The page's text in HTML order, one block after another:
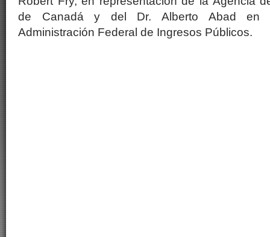
de Canadá y del Dr. Alberto Abad en
Administración Federal de Ingresos Públicos.